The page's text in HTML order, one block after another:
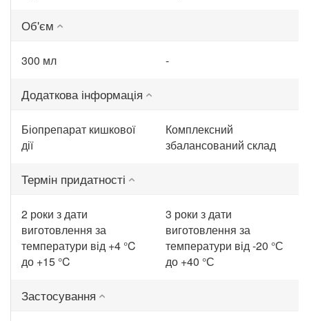
Об'єм
300 мл -
Додаткова інформація
Біопрепарат кишкової
дії
Комплексний
збалансований склад
Термін придатності
2 роки з дати
виготовлення за
температури від +4 °C
до +15 °C
3 роки з дати
виготовлення за
температури від -20 °С
до +40 °С
Застосування